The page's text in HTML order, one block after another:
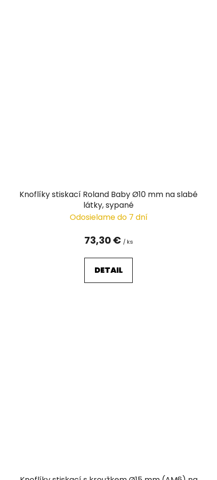
Knoflíky stiskací Roland Baby Ø10 mm na slabé
látky, sypané
Odosielame do 7 dní
73,30 € / ks
DETAIL